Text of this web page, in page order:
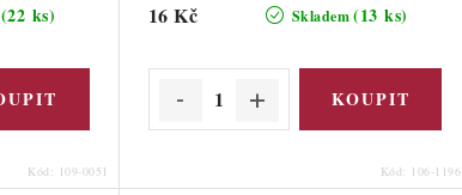
(22 ks)
Kód: 109-0051
Skladem(13 ks)
16 Kč
Kód: 106-1196